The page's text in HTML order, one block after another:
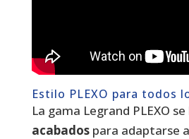
Estilo PLEXO para todos
La gama Legrand PLEXO
acabadospara adaptarse